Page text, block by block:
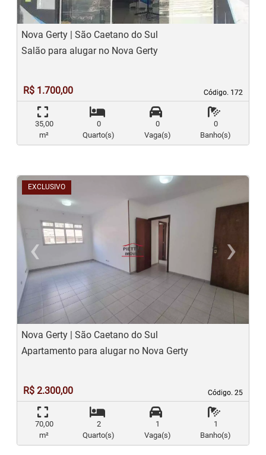
Nova Gerty | São Caetano do Sul
Código. 172
Código. 172
Salão para alugar no Nova Gerty
R$ 1.700,00
35,00
m²
0
Quarto(s)
0
Vaga(s)
0
Banho(s)
EXCLUSIVO
‹
Previous
›
Nova Gerty | São Caetano do Sul
Código. 25
Código. 25
Apartamento para alugar no Nova Gerty
R$ 2.300,00
70,00
m²
2
Quarto(s)
1
Vaga(s)
1
Banho(s)